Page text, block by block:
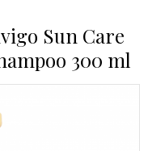
Sun Care
300 ml